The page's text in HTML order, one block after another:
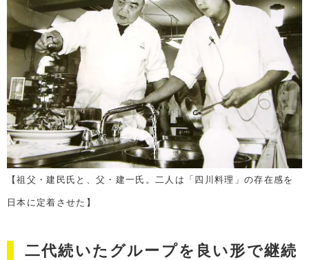
【祖父・建民氏と、父・建一氏。二人は「四川料理」の存在感を
日本に定着させた】
二代続いたグループを良い形で継続